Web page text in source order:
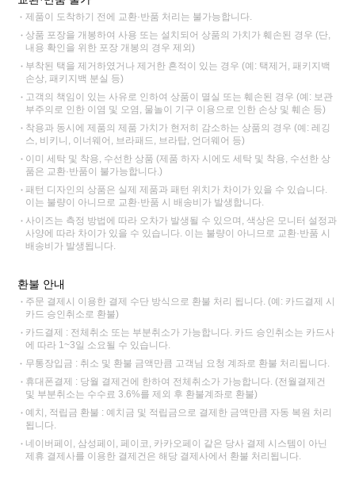
제품이 도착하기 전에 교환·반품 처리는 불가능합니다.
상품 포장을 개봉하여 사용 또는 설치되어 상품의 가치가 훼손된 경우 (단,
내용 확인을 위한 포장 개봉의 경우 제외)
부착된 택을 제거하였거나 제거한 흔적이 있는 경우 (예: 택제거, 패키지백
손상, 패키지백 분실 등)
고객의 책임이 있는 사유로 인하여 상품이 멸실 또는 훼손된 경우 (예: 보관
부주의로 인한 이염 및 오염, 물놀이 기구 이용으로 인한 손상 및 훼손 등)
착용과 동시에 제품의 제품 가치가 현저히 감소하는 상품의 경우 (예: 레깅
스, 비키니, 이너웨어, 브라패드, 브라탑, 언더웨어 등)
이미 세탁 및 착용, 수선한 상품 (제품 하자 시에도 세탁 및 착용, 수선한 상
품은 교환·반품이 불가능합니다.)
패턴 디자인의 상품은 실제 제품과 패턴 위치가 차이가 있을 수 있습니다.
이는 불량이 아니므로 교환·반품 시 배송비가 발생합니다.
사이즈는 측정 방법에 따라 오차가 발생될 수 있으며, 색상은 모니터 설정과
사양에 따라 차이가 있을 수 있습니다. 이는 불량이 아니므로 교환·반품 시
배송비가 발생됩니다.
환불 안내
주문 결제시 이용한 결제 수단 방식으로 환불 처리 됩니다. (예: 카드결제 시
카드 승인취소로 환불)
카드결제 : 전체취소 또는 부분취소가 가능합니다. 카드 승인취소는 카드사
에 따라 1~3일 소요될 수 있습니다.
무통장입금 : 취소 및 환불 금액만큼 고객님 요청 계좌로 환불 처리됩니다.
휴대폰결제 : 당월 결제건에 한하여 전체취소가 가능합니다. (전월결제건
및 부분취소는 수수료 3.6%를 제외 후 환불계좌로 환불)
예치, 적립금 환불 : 예치금 및 적립금으로 결제한 금액만큼 자동 복원 처리
됩니다.
네이버페이, 삼성페이, 페이코, 카카오페이 같은 당사 결제 시스템이 아닌
제휴 결제사를 이용한 결제건은 해당 결제사에서 환불 처리됩니다.